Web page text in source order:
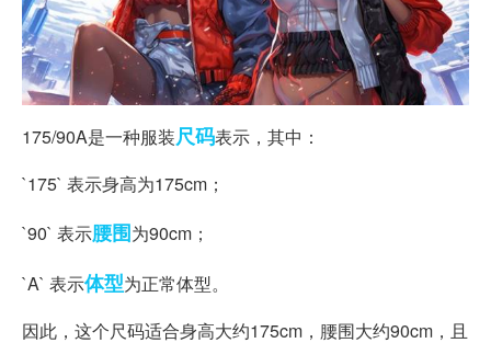
175/90A是一种服装尺码表示，其中：
`175` 表示身高为175cm；
`90` 表示腰围为90cm；
`A` 表示体型为正常体型。
因此，这个尺码适合身高大约175cm，腰围大约90cm，且